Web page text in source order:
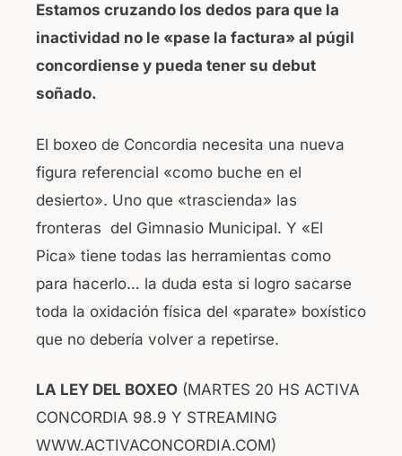
Estamos cruzando los dedos para que la
inactividad no le «pase la factura» al púgil
concordiense y pueda tener su debut
soñado.
El boxeo de Concordia necesita una nueva
figura referencial «como buche en el
desierto». Uno que «trascienda» las
fronteras del Gimnasio Municipal. Y «El
Pica» tiene todas las herramientas como
para hacerlo… la duda esta si logro sacarse
toda la oxidación física del «parate» boxístico
que no debería volver a repetirse.
LA LEY DEL BOXEO (MARTES 20 HS ACTIVA
CONCORDIA 98.9 Y STREAMING
WWW.ACTIVACONCORDIA.COM)